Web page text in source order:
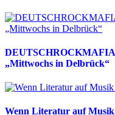
DEUTSCHROCKMAFIA
„Mittwochs in Delbrück“
Wenn Literatur auf